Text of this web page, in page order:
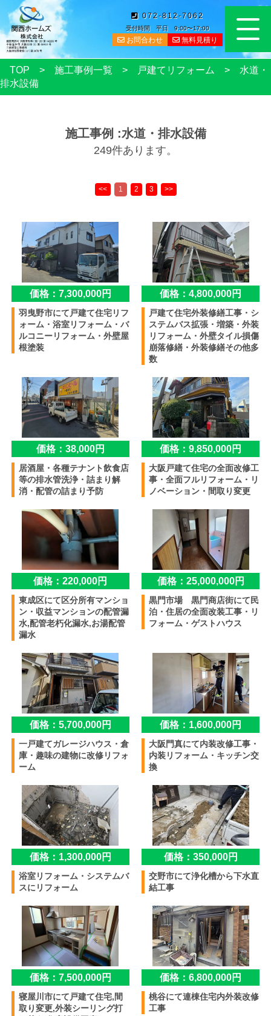
072-812-7062
受付時間 平日 9:00〜17:00
お問合わせ 無料見積り
TOP 施工事例一覧 戸建てリフォーム
水道・
排水設備
施工事例 :水道・排水設備
249件あります。
価格：7,300,000円
羽曳野市にて戸建て住宅リフ
ォーム・浴室リフォーム・バ
ルコニーリフォーム・外壁屋
根塗装
価格：4,800,000円
戸建て住宅外装修繕工事・シ
ステムバス拡張・増築・外装
リフォーム・外壁タイル損傷
崩落修繕・外装修繕その他多
数
価格：38,000円
居酒屋・各種テナント飲食店
等の排水管洗浄・詰まり解
消・配管の詰まり予防
価格：9,850,000円
大阪戸建て住宅の全面改修工
事・全面フルリフォーム・リ
ノベーション・間取り変更
価格：220,000円
東成区にて区分所有マンショ
ン・収益マンションの配管漏
水,配管老朽化漏水,お湯配管
漏水
価格：25,000,000円
黒門市場 黒門商店街にて民
泊・住居の全面改装工事・リ
フォーム・ゲストハウス
価格：5,700,000円
一戸建てガレージハウス・倉
庫・趣味の建物に改修リフォ
ーム
価格：1,600,000円
大阪門真にて内装改修工事・
内装リフォーム・キッチン交
換
価格：1,300,000円
浴室リフォーム・システムバ
スにリフォーム
価格：350,000円
交野市にて浄化槽から下水直
結工事
価格：7,500,000円
寝屋川市にて戸建て住宅,間
取り変更,外装シーリング打
価格：6,800,000円
桃谷にて連棟住宅内外装改修
工事